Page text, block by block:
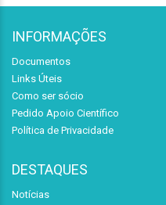
INFORMAÇÕES
Documentos
Links Úteis
Como ser sócio
Pedido Apoio Científico
Política de Privacidade
DESTAQUES
Notícias